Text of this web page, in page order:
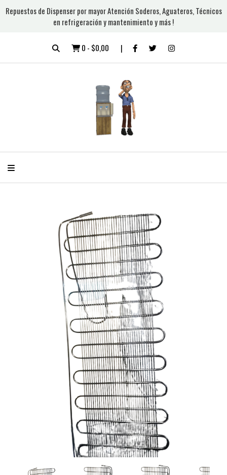
Repuestos de Dispenser por mayor Atención Soderos, Aguateros, Técnicos
en refrigeración y mantenimiento y más !
0 - $0,00